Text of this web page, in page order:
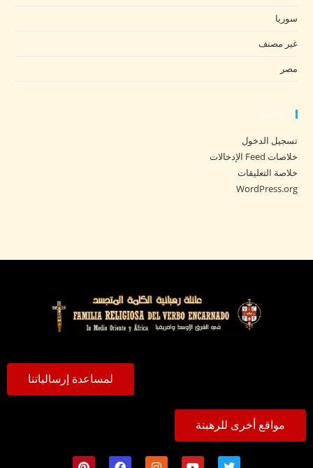
سوريا
غير مصنف
مصر
Meta
تسجيل الدخول
خلاصات Feed الإدخالات
خلاصة التعليقات
WordPress.org
لمساعدة إرسالياتنا
مواقع أخرى للرهبنة